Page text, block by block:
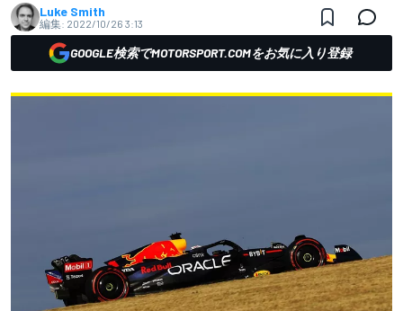
Luke Smith
編集: 2022/10/26 3:13
GOOGLE検索でMOTORSPORT.COMをお気に入り登録